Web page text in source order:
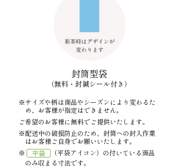
封筒型袋
（無料・封緘シール付き）
※サイズや柄は商品やシーズンにより変わるた
め、お客様が指定はできません。
ご希望のお客様に無料でご提供いたします。
※配送中の破損防止のため、封筒への封入作業
はお客様ご自身でお願いいたします。
※
平袋
（平袋アイコン）の付いている商品
のみ収まる寸法です。